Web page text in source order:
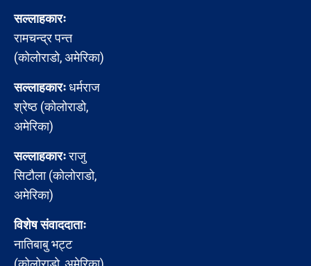
सल्लाहकारः
रामचन्द्र पन्त
(कोलोराडो, अमेरिका)
सल्लाहकारःधर्मराज
श्रेष्ठ (कोलोराडो,
अमेरिका)
सल्लाहकारःराजु
सिटौला (कोलोराडो,
अमेरिका)
विशेष संवाददाताः
नातिबाबु भट्ट